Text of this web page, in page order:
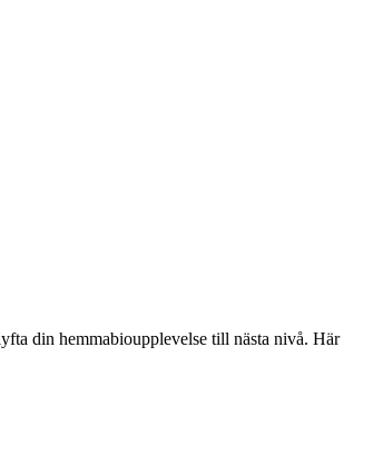
din hemmabioupplevelse till nästa nivå. Här